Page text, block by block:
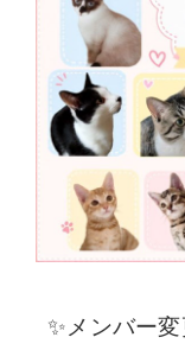
✨メンバー